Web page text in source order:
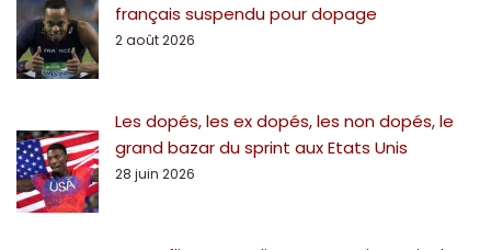
français suspendu pour dopage
2 août 2026
Les dopés, les ex dopés, les non dopés, le
grand bazar du sprint aux Etats Unis
28 juin 2026